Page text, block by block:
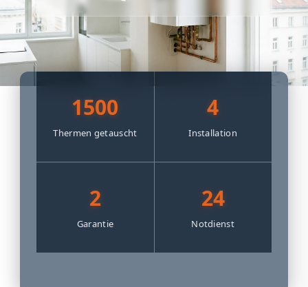
1500
Thermen getauscht
4
Installation
2
Garantie
24
Notdienst